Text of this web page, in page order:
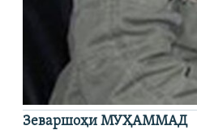
Зеваршоҳи МУҲАММАД